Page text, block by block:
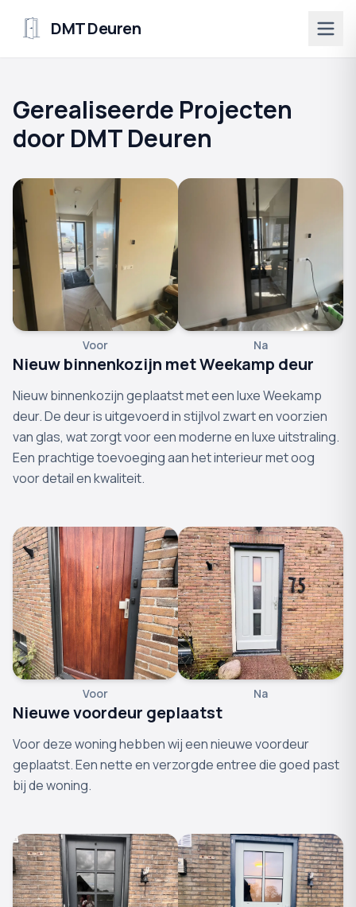
DMT Deuren
Gerealiseerde Projecten
door DMT Deuren
Voor Na
Nieuw binnenkozijn met Weekamp deur
Nieuw binnenkozijn geplaatst met een luxe Weekamp
deur. De deur is uitgevoerd in stijlvol zwart en voorzien
van glas, wat zorgt voor een moderne en luxe uitstraling.
Een prachtige toevoeging aan het interieur met oog
voor detail en kwaliteit.
Voor Na
Nieuwe voordeur geplaatst
Voor deze woning hebben wij een nieuwe voordeur
geplaatst. Een nette en verzorgde entree die goed past
bij de woning.